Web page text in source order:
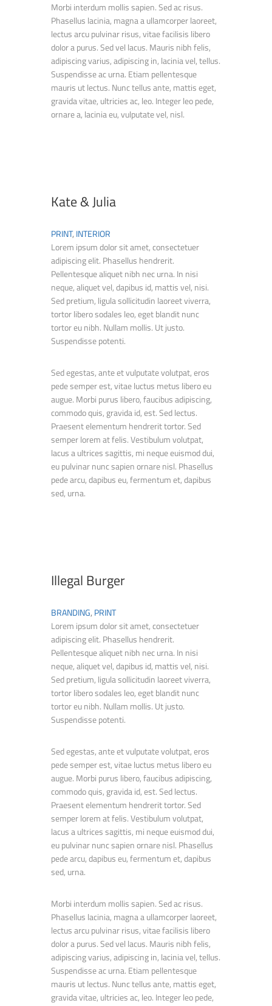
Morbi interdum mollis sapien. Sed ac risus.
Phasellus lacinia, magna a ullamcorper laoreet,
lectus arcu pulvinar risus, vitae facilisis libero
dolor a purus. Sed vel lacus. Mauris nibh felis,
adipiscing varius, adipiscing in, lacinia vel, tellus.
Suspendisse ac urna. Etiam pellentesque
mauris ut lectus. Nunc tellus ante, mattis eget,
gravida vitae, ultricies ac, leo. Integer leo pede,
ornare a, lacinia eu, vulputate vel, nisl.
Kate & Julia
PRINT, INTERIOR
Lorem ipsum dolor sit amet, consectetuer
adipiscing elit. Phasellus hendrerit.
Pellentesque aliquet nibh nec urna. In nisi
neque, aliquet vel, dapibus id, mattis vel, nisi.
Sed pretium, ligula sollicitudin laoreet viverra,
tortor libero sodales leo, eget blandit nunc
tortor eu nibh. Nullam mollis. Ut justo.
Suspendisse potenti.
Sed egestas, ante et vulputate volutpat, eros
pede semper est, vitae luctus metus libero eu
augue. Morbi purus libero, faucibus adipiscing,
commodo quis, gravida id, est. Sed lectus.
Praesent elementum hendrerit tortor. Sed
semper lorem at felis. Vestibulum volutpat,
lacus a ultrices sagittis, mi neque euismod dui,
eu pulvinar nunc sapien ornare nisl. Phasellus
pede arcu, dapibus eu, fermentum et, dapibus
sed, urna.
Illegal Burger
BRANDING, PRINT
Lorem ipsum dolor sit amet, consectetuer
adipiscing elit. Phasellus hendrerit.
Pellentesque aliquet nibh nec urna. In nisi
neque, aliquet vel, dapibus id, mattis vel, nisi.
Sed pretium, ligula sollicitudin laoreet viverra,
tortor libero sodales leo, eget blandit nunc
tortor eu nibh. Nullam mollis. Ut justo.
Suspendisse potenti.
Sed egestas, ante et vulputate volutpat, eros
pede semper est, vitae luctus metus libero eu
augue. Morbi purus libero, faucibus adipiscing,
commodo quis, gravida id, est. Sed lectus.
Praesent elementum hendrerit tortor. Sed
semper lorem at felis. Vestibulum volutpat,
lacus a ultrices sagittis, mi neque euismod dui,
eu pulvinar nunc sapien ornare nisl. Phasellus
pede arcu, dapibus eu, fermentum et, dapibus
sed, urna.
Morbi interdum mollis sapien. Sed ac risus.
Phasellus lacinia, magna a ullamcorper laoreet,
lectus arcu pulvinar risus, vitae facilisis libero
dolor a purus. Sed vel lacus. Mauris nibh felis,
adipiscing varius, adipiscing in, lacinia vel, tellus.
Suspendisse ac urna. Etiam pellentesque
mauris ut lectus. Nunc tellus ante, mattis eget,
gravida vitae, ultricies ac, leo. Integer leo pede,